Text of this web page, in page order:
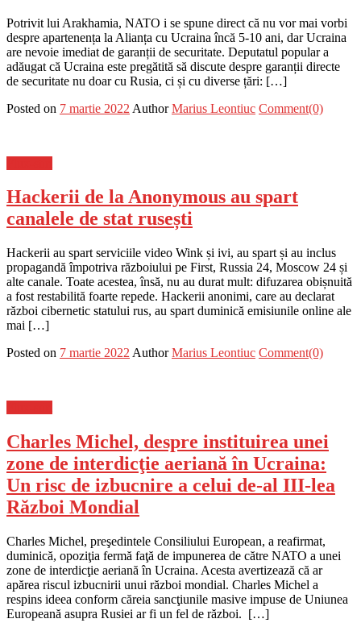
Potrivit lui Arakhamia, NATO i se spune direct că nu vor mai vorbi
despre apartenența la Alianța cu Ucraina încă 5-10 ani, dar Ucraina
are nevoie imediat de garanții de securitate. Deputatul popular a
adăugat că Ucraina este pregătită să discute despre garanții directe
de securitate nu doar cu Rusia, ci și cu diverse țări: […]
Posted on 7 martie 2022 Author Marius Leontiuc Comment(0)
Hackerii de la Anonymous au spart
canalele de stat rusești
Hackerii au spart serviciile video Wink și ivi, au spart și au inclus
propagandă împotriva războiului pe First, Russia 24, Moscow 24 și
alte canale. Toate acestea, însă, nu au durat mult: difuzarea obișnuită
a fost restabilită foarte repede. Hackerii anonimi, care au declarat
război cibernetic statului rus, au spart duminică emisiunile online ale
mai […]
Posted on 7 martie 2022 Author Marius Leontiuc Comment(0)
Charles Michel, despre instituirea unei
zone de interdicţie aeriană în Ucraina:
Un risc de izbucnire a celui de-al III-lea
Război Mondial
Charles Michel, preşedintele Consiliului European, a reafirmat,
duminică, opoziţia fermă faţă de impunerea de către NATO a unei
zone de interdicţie aeriană în Ucraina. Acesta avertizează că ar
apărea riscul izbucnirii unui război mondial. Charles Michel a
respins ideea conform căreia sancţiunile masive impuse de Uniunea
Europeană asupra Rusiei ar fi un fel de război. […]